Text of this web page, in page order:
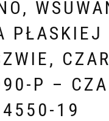
PŁASKIEJ
P –
4550-19